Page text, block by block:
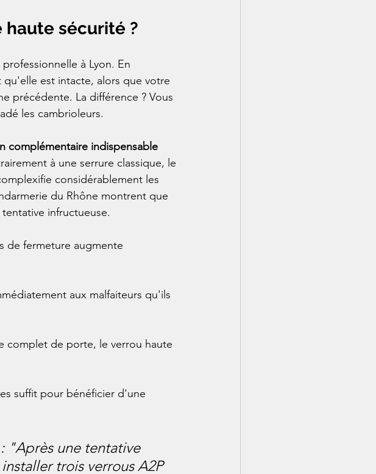
haute sécurité ?
à Lyon. En
est intacte, alors que votre
précédente. La différence ? Vous
les cambrioleurs.
complémentaire indispensable
à une serrure classique, le
considérablement les
du Rhône montrent que
infructueuse.
de fermeture augmente
aux malfaiteurs qu'ils
complet de porte, le verrou haute
suffit pour bénéficier d'une
"Après une tentative
trois verrous A2P